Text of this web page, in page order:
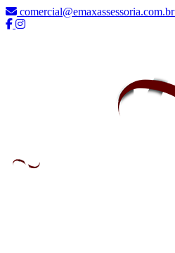
comercial@emaxassessoria.com.br